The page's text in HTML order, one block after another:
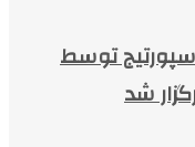
توسط
شد